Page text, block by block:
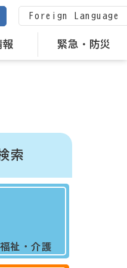
報 緊急・防災
Foreign Language
索
福祉・介護